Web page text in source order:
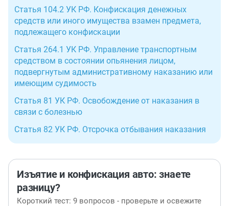
Статья 104.2 УК РФ. Конфискация денежных
средств или иного имущества взамен предмета,
подлежащего конфискации
Статья 264.1 УК РФ. Управление транспортным
средством в состоянии опьянения лицом,
подвергнутым административному наказанию или
имеющим судимость
Статья 81 УК РФ. Освобождение от наказания в
связи с болезнью
Статья 82 УК РФ. Отсрочка отбывания наказания
Изъятие и конфискация авто: знаете
разницу?
Короткий тест: 9 вопросов - проверьте и освежите